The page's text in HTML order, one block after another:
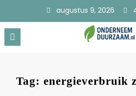
de
inhoud
augustus 9, 2026
Tag: energieverbruik